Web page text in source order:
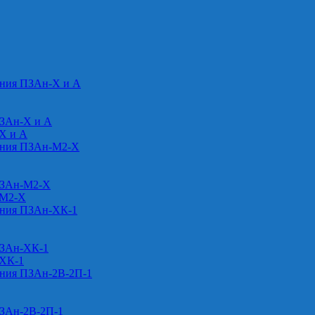
ПЗАн-Х и А
Х и А
и А
ПЗАн-М2-Х
М2-Х
М2-Х
ПЗАн-ХК-1
ХК-1
1
ПЗАн-2В-2П-1
2В-2П-1